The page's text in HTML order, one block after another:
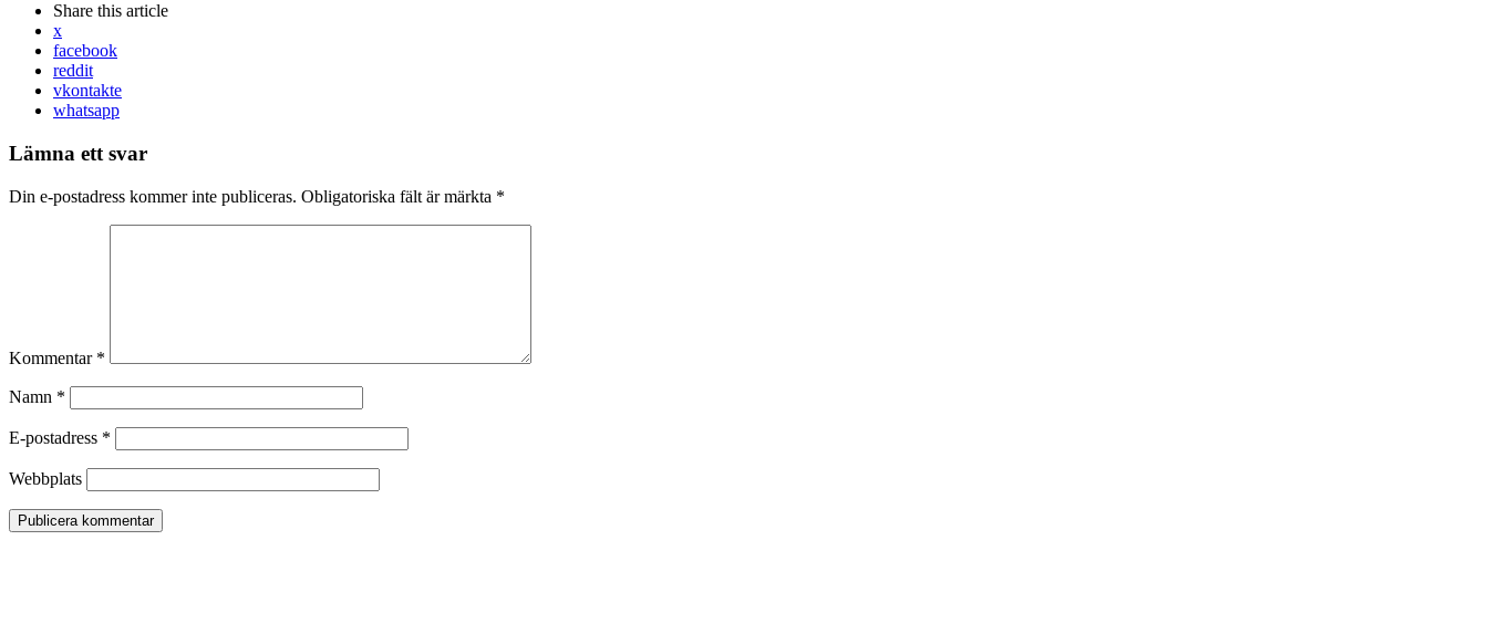
Share this article
x
facebook
reddit
vkontakte
whatsapp
Lämna ett svar
Din e-postadress kommer inte publiceras. Obligatoriska fält är märkta *
Kommentar *
Namn *
E-postadress *
Webbplats